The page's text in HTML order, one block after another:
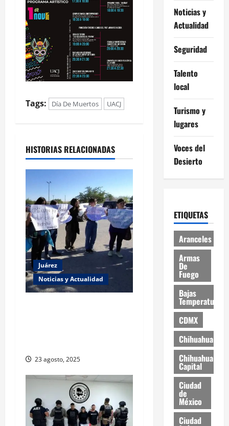
Tags: Día De Muertos UACJ
HISTORIAS RELACIONADAS
Juárez
Noticias y Actualidad
23 agosto, 2025
Noticias y
Actualidad
Seguridad
Talento
local
Turismo y
lugares
Voces del
Desierto
ETIQUETAS
Aranceles
Armas
De
Fuego
Bajas
Temperaturas
CDMX
Chihuahua
Chihuahua
Capital
Ciudad
de
México
Ciudad